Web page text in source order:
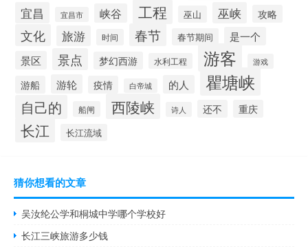
宜昌 宜昌市 峡谷 工程 巫山 巫峡 攻略
文化 旅游 时间 春节 春节期间
是一个
景区
景点 梦幻西游 水利工程 游客 游戏
游船 游轮 疫情 白帝城 的人 瞿塘峡
自己的 船闸 西陵峡 诗人 还不 重庆
长江 长江流域
猜你想看的文章
吴汝纶公学和桐城中学哪个学校好
长江三峡旅游多少钱